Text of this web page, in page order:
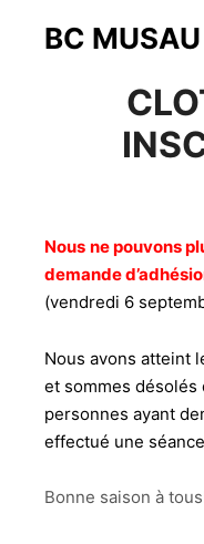
BC MUSAU
6
Nous ne pouvons
demande
(vendredi 6
Nous avons atteint
et sommes
personnes ayant
effectué une séance
Bonne saison à